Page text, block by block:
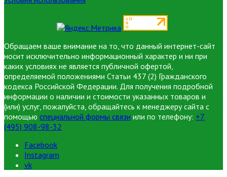
Обращаем ваше внимание на то, что данный интернет-сайт
носит исключительно информационный характер и ни при
каких условиях не является публичной офертой,
определяемой положениями Статьи 437 (2) Гражданского
кодекса Российской Федерации. Для получения подробной
информации о наличии и стоимости указанных товаров и
(или) услуг, пожалуйста, обращайтесь к менеджеру сайта с
помощью специальной формы связи или по телефону: +7
(495) 908-98-32
Facebook
Instagram
vk